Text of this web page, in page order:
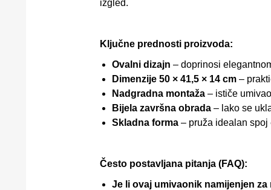
izgled.
Ključne prednosti proizvoda:
Ovalni dizajn – doprinosi
Dimenzije 50 × 41,5 × 14 cm–
Nadgradna montaža– ističe
Bijela završna obrada– lako se
Skladna forma– pruža idealan spoj
Često postavljana pitanja (FAQ):
Je li ovaj umivaonik namijenjen